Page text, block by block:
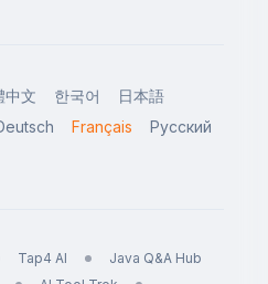
中文 한국어
日本語
Français
Русский
Tap4 AI
Java Q&A Hub